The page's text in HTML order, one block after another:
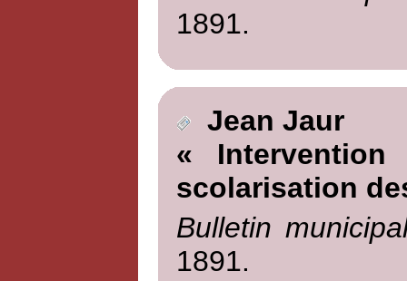
1891.
Jean Jaur
«
scolarisation
Bulletin
1891.